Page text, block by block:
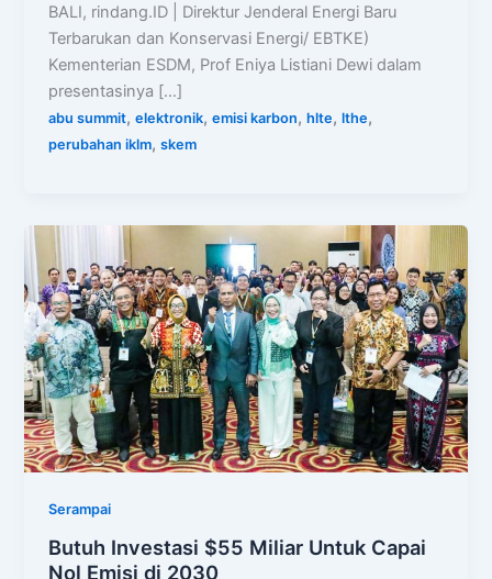
BALI, rindang.ID | Direktur Jenderal Energi Baru
Terbarukan dan Konservasi Energi/ EBTKE)
Kementerian ESDM, Prof Eniya Listiani Dewi dalam
presentasinya […]
abu summit,elektronik,emisi karbon,hlte,lthe,
perubahan iklm,skem
Serampai
Butuh Investasi $55 Miliar Untuk Capai
Nol Emisi di 2030